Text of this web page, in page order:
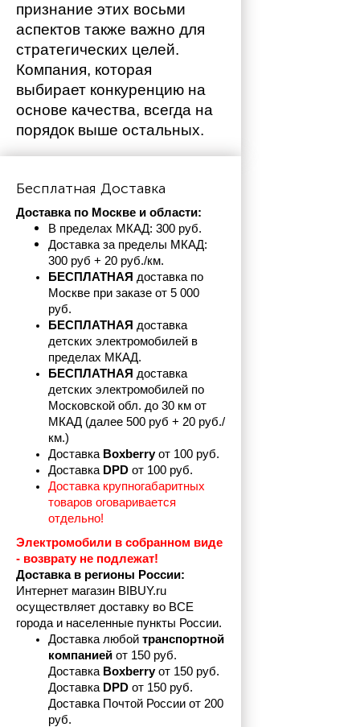
признание этих восьми
аспектов также важно для
стратегических целей.
Компания, которая
выбирает конкуренцию на
основе качества, всегда на
порядок выше остальных.
Бесплатная Доставка
Доставка по Москве и области:
В пределах МКАД: 300 руб.
Доставка за пределы МКАД:
300 руб + 20 руб./км.
БЕСПЛАТНАЯ доставка по
Москве при заказе от 5 000
руб.
БЕСПЛАТНАЯ доставка
детских электромобилей в
пределах МКАД.
БЕСПЛАТНАЯ доставка
детских электромобилей по
Московской обл. до 30 км от
МКАД (далее 500 руб + 20 руб./
км.)
Доставка Boxberry от 100 руб.
Доставка DPD от 100 руб.
Доставка крупногабаритных
товаров оговаривается
отдельно!
Электромобили в собранном виде
- возврату не подлежат!
Доставка в регионы России:
Интернет магазин BIBUY.ru
осуществляет доставку во ВСЕ
города и населенные пункты России.
Доставка любой транспортной
компанией от 150 руб.
Доставка Boxberry от 150 руб.
Доставка DPD от 150 руб.
Доставка Почтой России от 200
руб.